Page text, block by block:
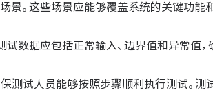
景。这些场景应能够覆盖系统的关键功能
数据应包括正常输入、边界值和异常值，
测试人员能够按照步骤顺利执行测试。测